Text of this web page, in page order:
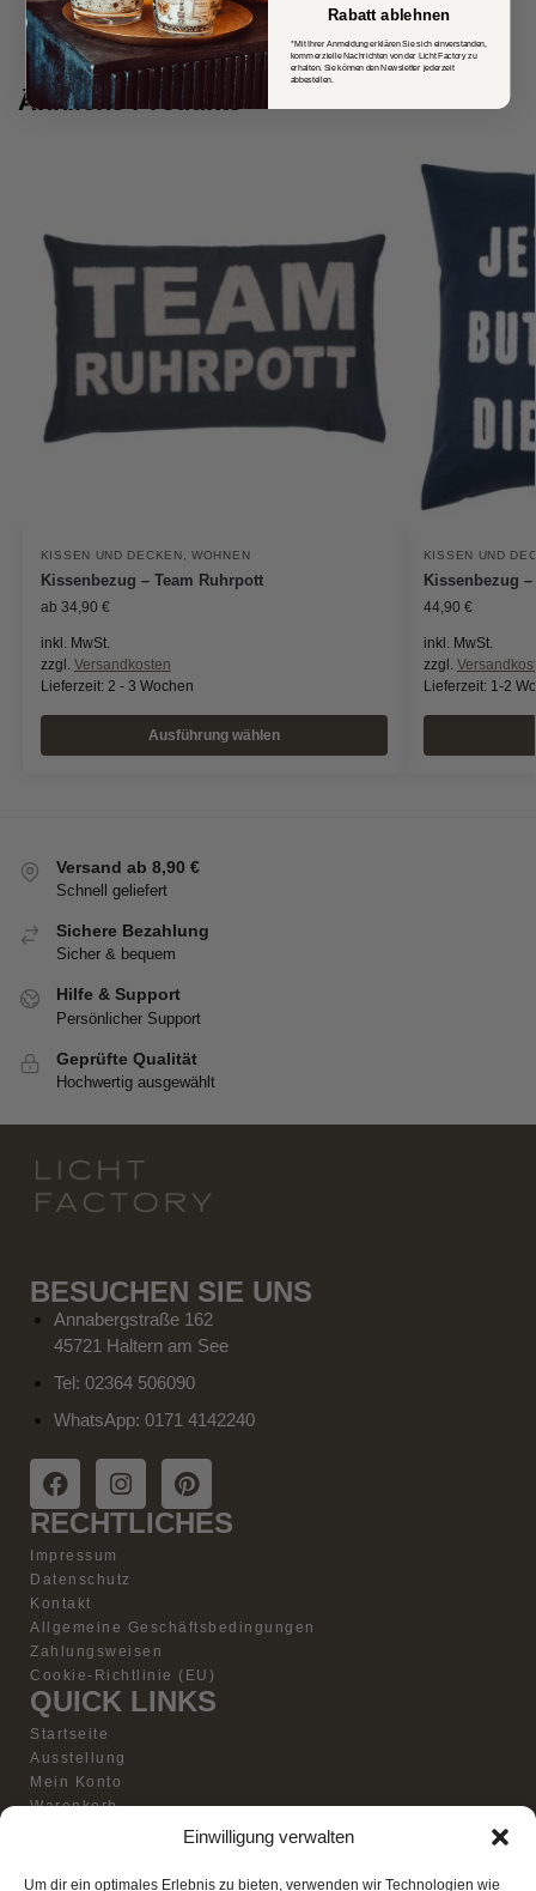
Einwilligung verwalten
Um dir ein optimales Erlebnis zu bieten, verwenden wir Technologien wie
Kategorie: Kissen und Decken
Ähnliche Produkte
KISSEN UND DECKEN ,WOHNEN
Kissenbezug – Team Ruhrpott
ab 34,90 €
inkl. MwSt.
zzgl. Versandkosten
Lieferzeit: 2 - 3 Wochen
Ausführung wählen
KISSEN UND
Kissenbezug
44,90 €
inkl. MwSt.
zzgl.
Lieferzeit: 1-2
Versand ab 8,90 €
Schnell geliefert
Sichere Bezahlung
Sicher & bequem
Hilfe & Support
Persönlicher Support
Geprüfte Qualität
Hochwertig ausgewählt
BESUCHEN SIE UNS
Annabergstraße 162
45721 Haltern am See
Tel: 02364 506090
WhatsApp: 0171 4142240
RECHTLICHES
Impressum
Datenschutz
Kontakt
Allgemeine Geschäftsbedingungen
Zahlungsweisen
Cookie-Richtlinie (EU)
QUICK LINKS
Startseite
Ausstellung
Mein Konto
Warenkorb
BESUCHEN SIE UNS
Rabatt ablehnen
*Mit Ihrer Anmeldung erklären Sie sich einverstanden,
kommerzielle Nachrichten von der Licht Factory zu
erhalten. Sie können den Newsletter jederzeit
abbestellen.